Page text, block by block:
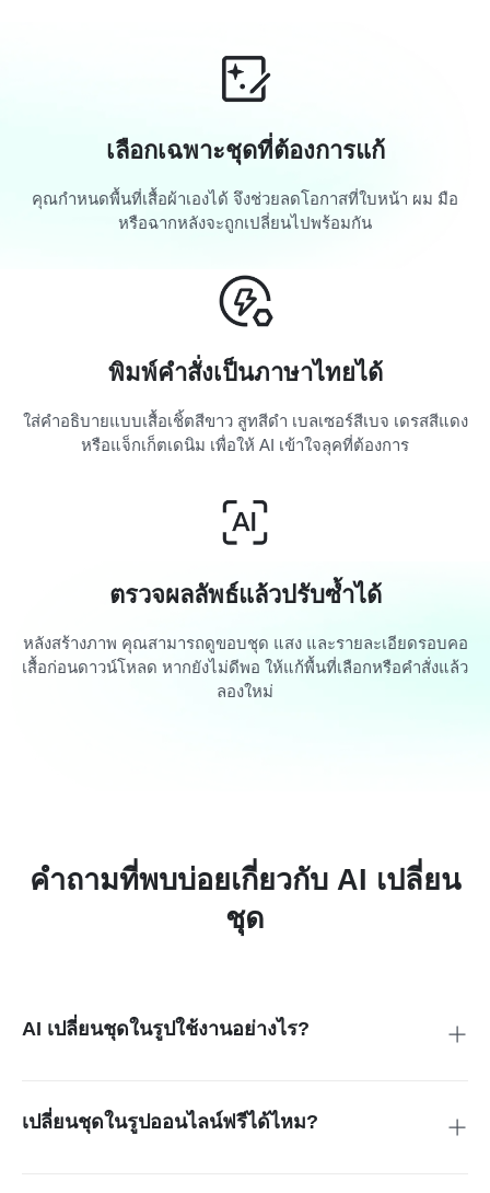
เลือกเฉพาะชุดที่ต้องการแก้
คุณกำหนดพื้นที่เสื้อผ้าเองได้ จึงช่วยลดโอกาสที่ใบหน้า ผม มือ
หรือฉากหลังจะถูกเปลี่ยนไปพร้อมกัน
พิมพ์คำสั่งเป็นภาษาไทยได้
ใส่คำอธิบายแบบเสื้อเชิ้ตสีขาว สูทสีดำ เบลเซอร์สีเบจ เดรสสีแดง
หรือแจ็กเก็ตเดนิม เพื่อให้ AI เข้าใจลุคที่ต้องการ
ตรวจผลลัพธ์แล้วปรับซ้ำได้
หลังสร้างภาพ คุณสามารถดูขอบชุด แสง และรายละเอียดรอบคอ
เสื้อก่อนดาวน์โหลด หากยังไม่ดีพอ ให้แก้พื้นที่เลือกหรือคำสั่งแล้ว
ลองใหม่
คำถามที่พบบ่อยเกี่ยวกับ AI เปลี่ยน
ชุด
AI เปลี่ยนชุดในรูปใช้งานอย่างไร?
Start เพื่อสร้างภาพและตรวจผลลัพธ์ก่อนดาวน์โหลด
เปลี่ยนชุดในรูปออนไลน์ฟรีได้ไหม?